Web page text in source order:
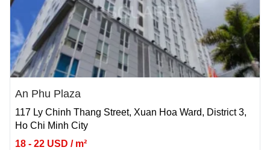
An Phu Plaza
117 Ly Chinh Thang Street, Xuan Hoa Ward, District 3,
Ho Chi Minh City
18 - 22 USD / m²